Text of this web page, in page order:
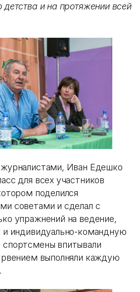
и на протяжении всей
Иван Едешко
для всех участников
поделился
советами и сделал с
упражнений на ведение,
и индивидуально-командную
впитывали
выполняли каждую